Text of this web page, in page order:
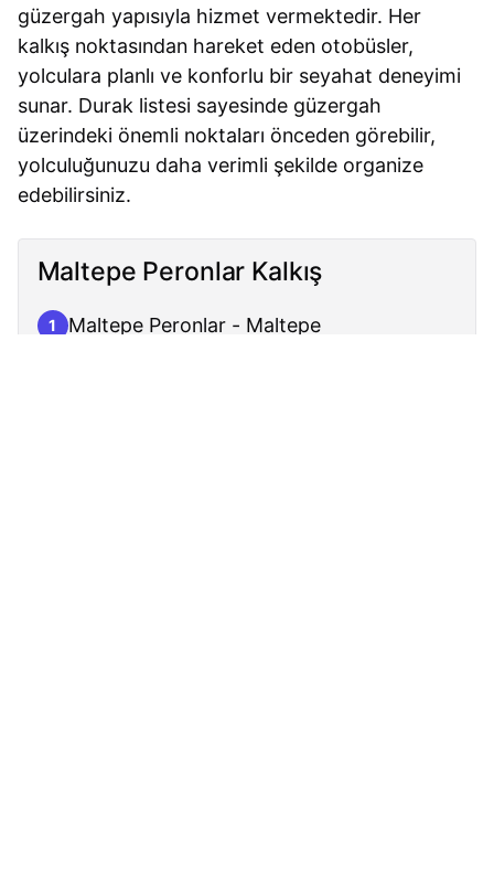
güzergah yapısıyla hizmet vermektedir. Her
kalkış noktasından hareket eden otobüsler,
yolculara planlı ve konforlu bir seyahat deneyimi
sunar. Durak listesi sayesinde güzergah
üzerindeki önemli noktaları önceden görebilir,
yolculuğunuzu daha verimli şekilde organize
edebilirsiniz.
Maltepe Peronlar Kalkış
1 Maltepe Peronlar - Maltepe